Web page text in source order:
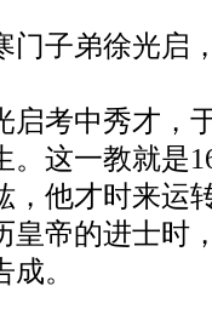
子弟徐光启
考中秀才，
。这一教就是
，他才时来运
皇帝的进士时
。